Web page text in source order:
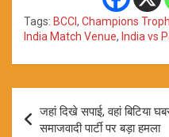
Tags: BCCI, Champions
India Match Venue, India vs
navigation
जहां दिखे सपाई, वहां बिटिया
समाजवादी पार्टी पर बड़ा हमला